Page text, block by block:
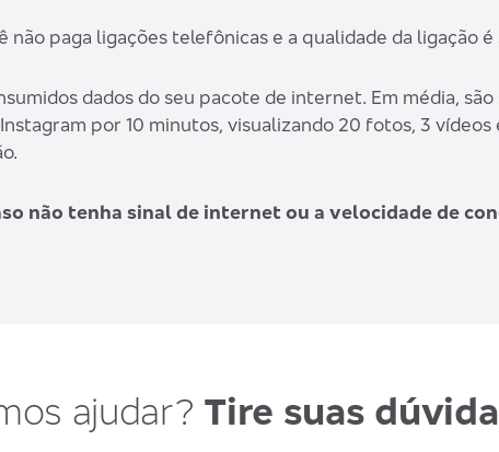
não paga ligações telefônicas e a qualidade da
dados do seu pacote de internet. Em média,
por 10 minutos, visualizando 20 fotos, 3
não tenha sinal de internet ou a velocidade de
ajudar? Tire suas